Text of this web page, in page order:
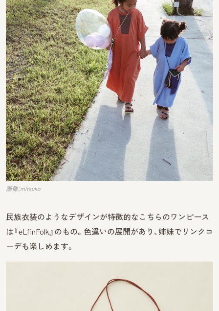
画像：mitsuko
民族衣装のようなデザインが特徴的なこちらのワンピース
は『eLfinFolk』のもの。色違いの展開があり、姉妹でリンクコ
ーデも楽しめます。